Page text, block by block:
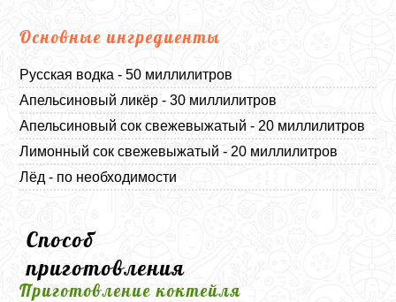
Основные ингредиенты
Русская водка - 50 миллилитров
Апельсиновый ликёр - 30 миллилитров
Апельсиновый сок свежевыжатый - 20 миллилитров
Лимонный сок свежевыжатый - 20 миллилитров
Лёд - по необходимости
Способ
приготовления
Приготовление коктейля